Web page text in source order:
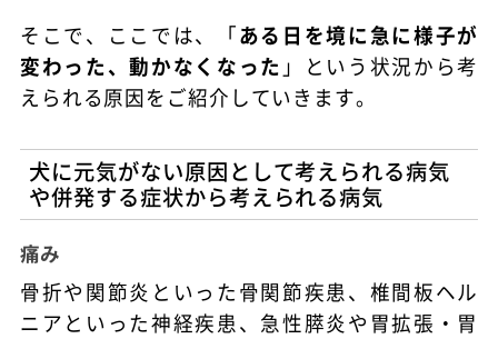
そこで、ここでは、「ある日を境に急に様子が
変わった、動かなくなった 」という状況から考
えられる原因をご紹介していきます。
犬に元気がない原因として考えられる病気
や併発する症状から考えられる病気
痛み
骨折や関節炎といった骨関節疾患、椎間板ヘル
ニアといった神経疾患、急性膵炎や胃拡張・胃